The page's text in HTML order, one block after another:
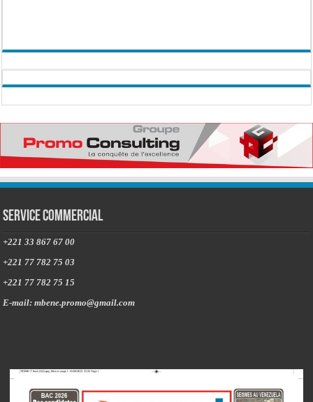
Service commercial
+221 33 867 67 00
+221 77 782 75 03
+221 77 782 75 15
E-mail: mbene.promo@gmail.com